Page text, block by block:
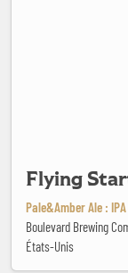
Flying
Pale&Amber Ale :
Boulevard Brewing
États-Unis